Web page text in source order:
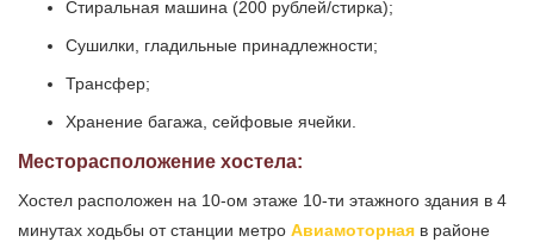
Стиральная машина (200 рублей/стирка);
Сушилки, гладильные принадлежности;
Трансфер;
Хранение багажа, сейфовые ячейки.
Месторасположение хостела:
Хостел расположен на 10-ом этаже 10-ти этажного здания в 4
минутах ходьбы от станции метро Авиамоторная в районе